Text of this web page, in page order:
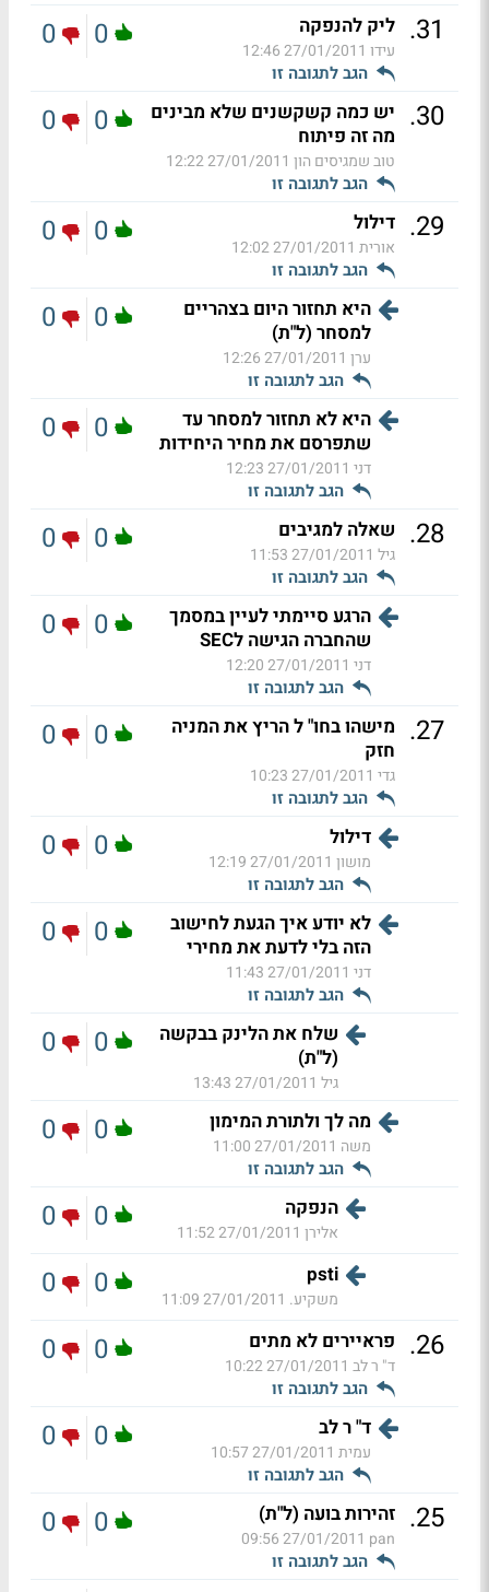
31
. ליק להנפקה
עידו 27/01/2011 12:46
הגב לתגובה זו
0
0
30
. יש כמה קשקשנים שלא מבינים
מה זה פיתוח
טוב שמגיסים הון 27/01/2011 12:22
הגב לתגובה זו
0
0
29
. דילול
אורית 27/01/2011 12:02
הגב לתגובה זו
0
0
היא תחזור היום בצהריים
למסחר (ל"ת)
ערן 27/01/2011 12:26
הגב לתגובה זו
0
0
היא לא תחזור למסחר עד
שתפרסם את מחיר היחידות
דני 27/01/2011 12:23
הגב לתגובה זו
0
0
28
. שאלה למגיבים
גיל 27/01/2011 11:53
הגב לתגובה זו
0
0
הרגע סיימתי לעיין במסמך
שהחברה הגישה לSEC
דני 27/01/2011 12:20
הגב לתגובה זו
0
0
27
. מישהו בחו" ל הריץ את המניה
חזק
גדי 27/01/2011 10:23
הגב לתגובה זו
0
0
דילול
מושון 27/01/2011 12:19
הגב לתגובה זו
0
0
לא יודע איך הגעת לחישוב
הזה בלי לדעת את מחירי
דני 27/01/2011 11:43
הגב לתגובה זו
0
0
שלח את הלינק בבקשה
(ל"ת)
גיל 27/01/2011 13:43
0
0
מה לך ולתורת המימון
משה 27/01/2011 11:00
הגב לתגובה זו
0
0
הנפקה
אלירן 27/01/2011 11:52
0
0
psti
משקיע. 27/01/2011 11:09
0
0
26
. פראיירים לא מתים
ד" ר לב 27/01/2011 10:22
הגב לתגובה זו
0
0
ד" ר לב
עמית 27/01/2011 10:57
הגב לתגובה זו
0
0
25
. זהירות בועה (ל"ת)
pan
27/01/2011 09:56
הגב לתגובה זו
0
0